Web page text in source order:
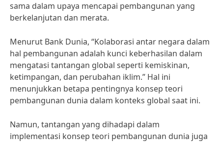
sama dalam upaya mencapai pembangunan yang
berkelanjutan dan merata.
Menurut Bank Dunia, “Kolaborasi antar negara dalam
hal pembangunan adalah kunci keberhasilan dalam
mengatasi tantangan global seperti kemiskinan,
ketimpangan, dan perubahan iklim.” Hal ini
menunjukkan betapa pentingnya konsep teori
pembangunan dunia dalam konteks global saat ini.
Namun, tantangan yang dihadapi dalam
implementasi konsep teori pembangunan dunia juga